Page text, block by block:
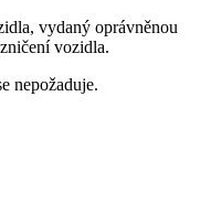
vydaný oprávněnou
vozidla.
nepožaduje.